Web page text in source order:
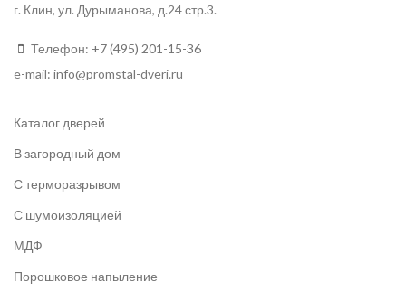
г. Клин, ул. Дурыманова, д.24 стр.3.
Телефон: +7 (495) 201-15-36
e-mail: info@promstal-dveri.ru
Каталог дверей
В загородный дом
С терморазрывом
С шумоизоляцией
МДФ
Порошковое напыление